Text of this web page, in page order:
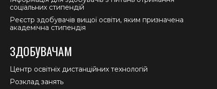
соціальних стипендій
Реєстр здобувачів вищої освіти, яким призначена
академічна стипендія
ЗДОБУВАЧАМ
Центр освітніх дистанційних технологій
Розклад занять